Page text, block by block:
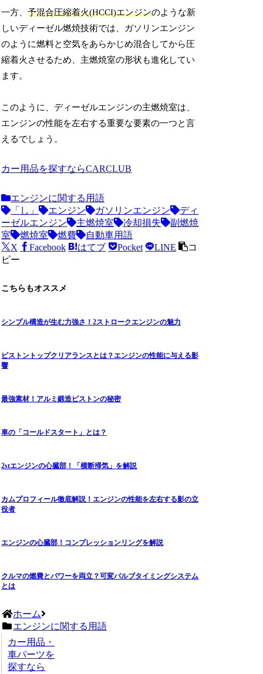
一方、予混合圧縮着火(HCCI)エンジンのような新
しいディーゼル燃焼技術では、ガソリンエンジン
のように燃料と空気をあらかじめ混合してから圧
縮着火させるため、主燃焼室の形状も進化してい
ます。
このように、ディーゼルエンジンの主燃焼室は、
エンジンの性能を左右する重要な要素の一つと言
えるでしょう。
カー用品を探すならCARCLUB
エンジンに関する用語
「し」
エンジン ガソリンエンジン
ディ
ーゼルエンジン
主燃焼室 冷却損失
副燃焼
室
燃焼室 燃費
自動車用語
X
Facebook はてブ Pocket LINE
コ
ピー
こちらもオススメ
シンプル構造が生む力強さ！2ストロークエンジンの魅力
ピストントップクリアランスとは？エンジンの性能に与える影
響
最強素材！アルミ鍛造ピストンの秘密
車の「コールドスタート」とは？
2stエンジンの心臓部！「横断掃気」を解説
カムプロフィール徹底解説！エンジンの性能を左右する影の立
役者
エンジンの心臓部！コンプレッションリングを解説
クルマの燃費とパワーを両立？可変バルブタイミングシステム
とは
ホーム
エンジンに関する用語
カー用品・
車パーツを
探すなら